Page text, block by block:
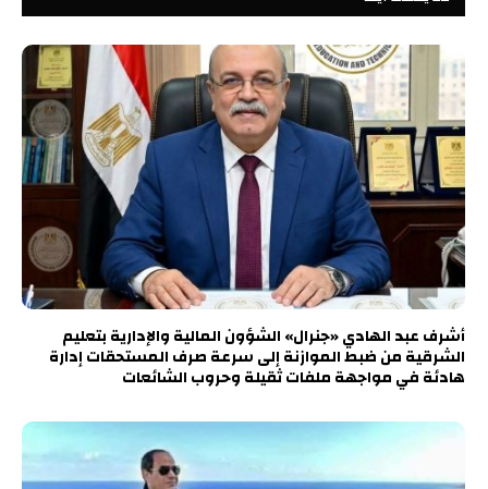
أشرف عبد الهادي «جنرال» الشؤون المالية والإدارية بتعليم
الشرقية من ضبط الموازنة إلى سرعة صرف المستحقات إدارة
هادئة في مواجهة ملفات ثقيلة وحروب الشائعات